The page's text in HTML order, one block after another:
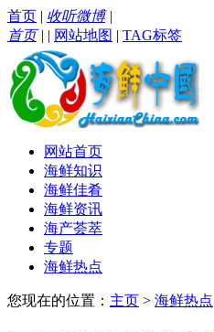
首页 | 收听微博|
首页| | 网站地图 | TAG标签
网站首页
海鲜知识
海鲜佳肴
海鲜资讯
海产荟萃
专题
海鲜热点
您现在的位置： 主页 > 海鲜热点